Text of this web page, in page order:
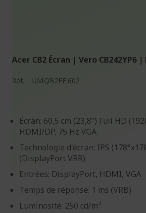
Acer CB2 Écran | Vero CB242YP6
Réf. UM.QB2EE.602
Écran: 60,5 cm (23,8") Full HD
HDMI/DP, 75 Hz VGA
Technologie d'écran: IPS
(DisplayPort VRR)
Entrées: DisplayPort, HDMI, VGA
Temps de réponse: 1 ms (VRB)
Luminosité: 250 cd/m²